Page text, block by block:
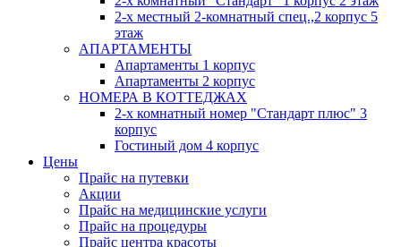
2-х местный 2-комнатный спец.,2 корпус 5
этаж
АПАРТАМЕНТЫ
Апартаменты 1 корпус
Апартаменты 2 корпус
НОМЕРА В КОТТЕДЖАХ
2-х комнатный номер "Стандарт плюс" 3
корпус
Гостиный дом 4 корпус
Цены
Прайс на путевки
Акции
Прайс на медицинские услуги
Прайс на процедуры
Прайс центра красоты